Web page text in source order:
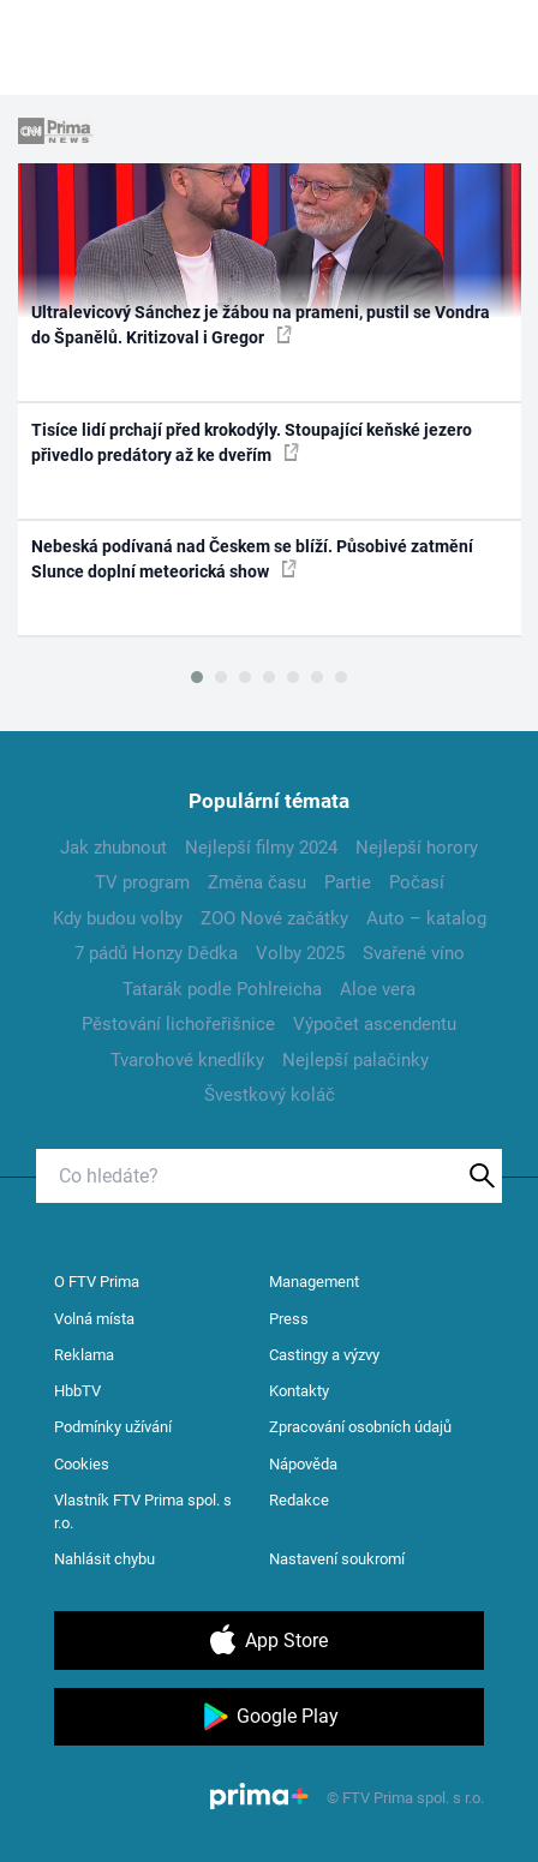
Ultralevicový Sánchez je žábou na prameni, pustil se Vondra
do Španělů. Kritizoval i Gregor
Tisíce lidí prchají před krokodýly. Stoupající keňské jezero
přivedlo predátory až ke dveřím
Nebeská podívaná nad Českem se blíží. Působivé zatmění
Slunce doplní meteorická show
Populární témata
Jak zhubnout Nejlepší filmy 2024
Nejlepší horory
TV program
Změna času Partie
Počasí
Kdy budou volby
ZOO Nové začátky
Auto – katalog
7 pádů Honzy Dědka
Volby 2025
Svařené víno
Tatarák podle Pohlreicha
Aloe vera
Pěstování lichořeřišnice
Výpočet ascendentu
Tvarohové knedlíky
Nejlepší palačinky
Švestkový koláč
O FTV Prima Management
Volná místa Press
Reklama Castingy a výzvy
HbbTV Kontakty
Podmínky užívání Zpracování osobních údajů
Cookies Nápověda
Vlastník FTV Prima spol. s
r.o.
Redakce
Nahlásit chybu Nastavení soukromí
App Store
Google Play
© FTV Prima spol. s r.o.